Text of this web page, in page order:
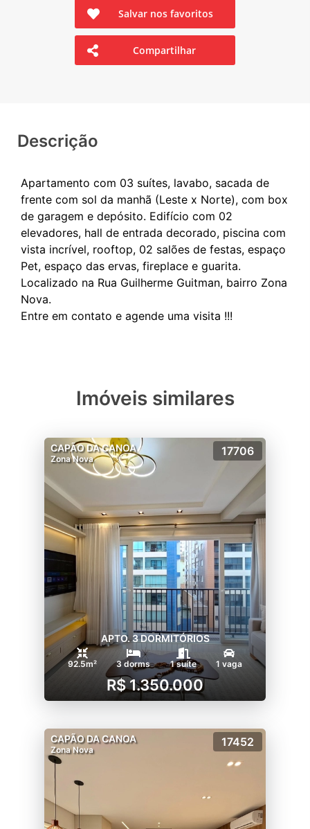
Salvar nos favoritos
Compartilhar
Descrição
Apartamento com 03 suítes, lavabo, sacada de
frente com sol da manhã (Leste x Norte), com box
de garagem e depósito. Edifício com 02
elevadores, hall de entrada decorado, piscina com
vista incrível, rooftop, 02 salões de festas, espaço
Pet, espaço das ervas, fireplace e guarita.
Localizado na Rua Guilherme Guitman, bairro Zona
Nova.
Imóveis similares
CAPÃO DA CANOA
Zona Nova
17706
APTO. 3 DORMITÓRIOS
92.5m² 3 dorms 1 suíte 1 vaga
R$ 1.350.000
CAPÃO DA CANOA
Zona Nova
17452